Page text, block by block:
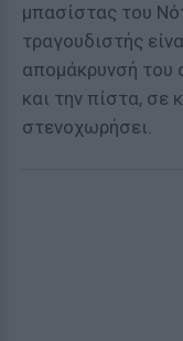
μπασίστας του
τραγουδιστής
απομάκρυνσή του
και την πίστα, σε
στενοχωρήσει.